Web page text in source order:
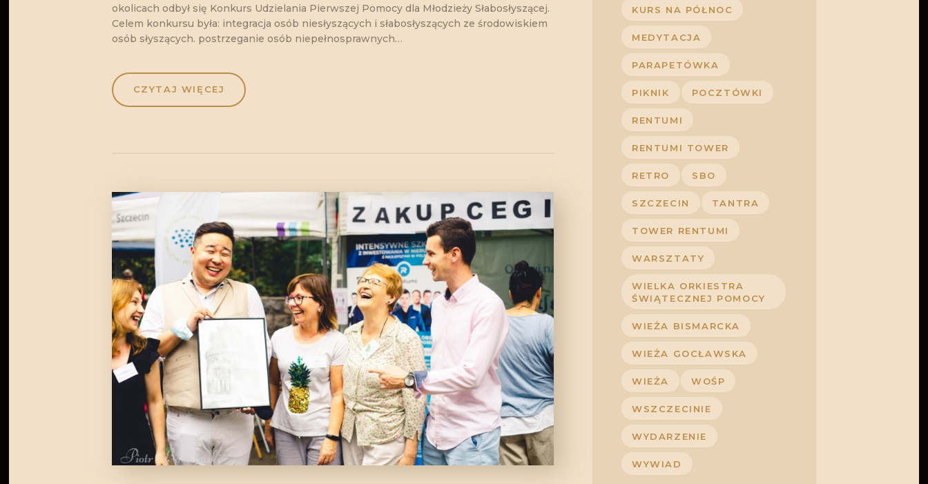
okolicach odbył się Konkurs Udzielania Pierwszej Pomocy dla Młodzieży Słabosłyszącej.
Celem konkursu była: integracja osób niesłyszących i słabosłyszących ze środowiskiem
osób słyszących. postrzeganie osób niepełnosprawnych…
CZYTAJ WIĘCEJ
KURS NA PÓŁNOC
MEDYTACJA
PARAPETÓWKA
PIKNIK POCZTÓWKI
RENTUMI
RENTUMI TOWER
RETRO SBO
SZCZECIN TANTRA
TOWER RENTUMI
WARSZTATY
WIELKA ORKIESTRA
ŚWIĄTECZNEJ POMOCY
WIEŻA BISMARCKA
WIEŻA GOCŁAWSKA
WIEŻA WOŚP
WSZCZECINIE
WYDARZENIE
WYWIAD